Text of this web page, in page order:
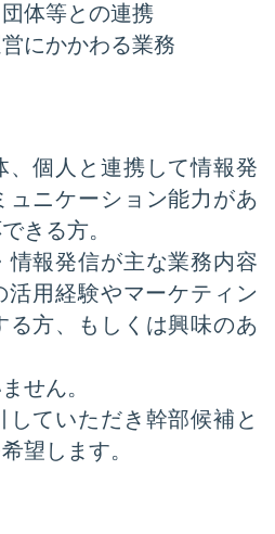
体等との連携
にかかわる業務
、個人と連携して情報発
ュニケーション能力があ
きる方。
情報発信が主な業務内容
活用経験やマーケティン
る方、もしくは興味のあ
せん。
していただき幹部候補と
望します。